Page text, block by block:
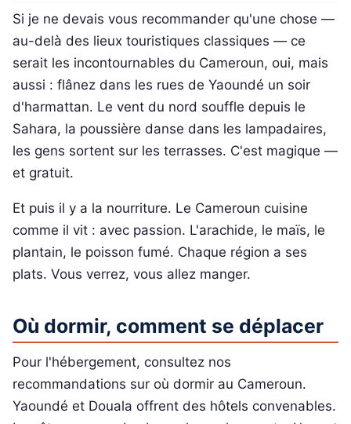
Si je ne devais vous recommander qu'une chose —
au-delà des lieux touristiques classiques — ce
serait les incontournables du Cameroun, oui, mais
aussi : flânez dans les rues de Yaoundé un soir
d'harmattan. Le vent du nord souffle depuis le
Sahara, la poussière danse dans les lampadaires,
les gens sortent sur les terrasses. C'est magique —
et gratuit.
Et puis il y a la nourriture. Le Cameroun cuisine
comme il vit : avec passion. L'arachide, le maïs, le
plantain, le poisson fumé. Chaque région a ses
plats. Vous verrez, vous allez manger.
Où dormir, comment se déplacer
Pour l'hébergement, consultez nos
recommandations sur où dormir au Cameroun.
Yaoundé et Douala offrent des hôtels convenables.